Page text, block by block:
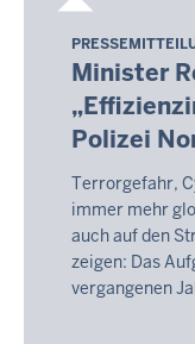
Samstag,
8.
August
2026
17:05
Minister
Polizei
Terrorgefahr,
immer mehr
auch auf den
zeigen: Das
vergangenen